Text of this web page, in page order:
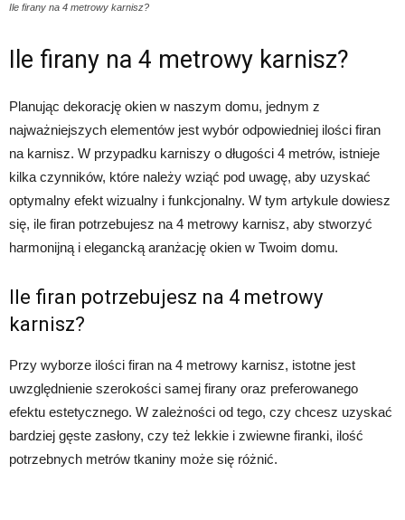
Ile firany na 4 metrowy karnisz?
Ile firany na 4 metrowy karnisz?
Planując dekorację okien w naszym domu, jednym z
najważniejszych elementów jest wybór odpowiedniej ilości firan
na karnisz. W przypadku karniszy o długości 4 metrów, istnieje
kilka czynników, które należy wziąć pod uwagę, aby uzyskać
optymalny efekt wizualny i funkcjonalny. W tym artykule dowiesz
się, ile firan potrzebujesz na 4 metrowy karnisz, aby stworzyć
harmonijną i elegancką aranżację okien w Twoim domu.
Ile firan potrzebujesz na 4 metrowy
karnisz?
Przy wyborze ilości firan na 4 metrowy karnisz, istotne jest
uwzględnienie szerokości samej firany oraz preferowanego
efektu estetycznego. W zależności od tego, czy chcesz uzyskać
bardziej gęste zasłony, czy też lekkie i zwiewne firanki, ilość
potrzebnych metrów tkaniny może się różnić.